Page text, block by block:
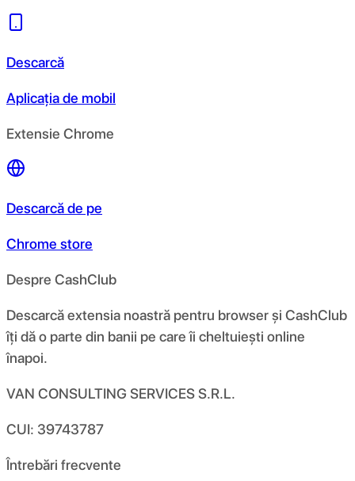
Descarcă
Aplicația de mobil
Extensie Chrome
Descarcă de pe
Chrome store
Despre CashClub
Descarcă extensia noastră pentru browser și CashClub
îți dă o parte din banii pe care îi cheltuiești online
înapoi.
VAN CONSULTING SERVICES S.R.L.
CUI: 39743787
Întrebări frecvente